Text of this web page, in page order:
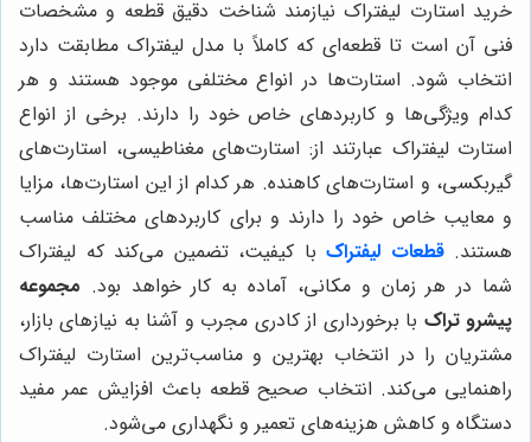
خرید استارت لیفتراک نیازمند شناخت دقیق قطعه و مشخصات
فنی آن است تا قطعه‌ای که کاملاً با مدل لیفتراک مطابقت دارد
انتخاب شود. استارت‌ها در انواع مختلفی موجود هستند و هر
کدام ویژگی‌ها و کاربردهای خاص خود را دارند. برخی از انواع
استارت لیفتراک عبارتند از: استارت‌های مغناطیسی، استارت‌های
گیربکسی، و استارت‌های کاهنده. هر کدام از این استارت‌ها، مزایا
و معایب خاص خود را دارند و برای کاربردهای مختلف مناسب
هستند.قطعات لیفتراک با کیفیت، تضمین می‌کند که لیفتراک
شما در هر زمان و مکانی، آماده به کار خواهد بود. مجموعه
پیشرو تراک با برخورداری از کادری مجرب و آشنا به نیازهای بازار،
مشتریان را در انتخاب بهترین و مناسب‌ترین استارت لیفتراک
راهنمایی می‌کند. انتخاب صحیح قطعه باعث افزایش عمر مفید
دستگاه و کاهش هزینه‌های تعمیر و نگهداری می‌شود.